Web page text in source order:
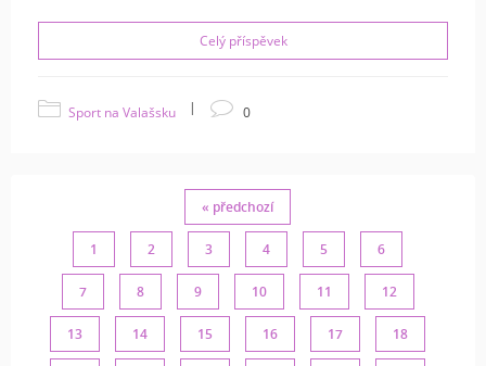
Celý příspěvek
Sport na Valašsku | 0
« předchozí
1 2 3 4 5 6
7 8 9 10 11 12
13 14 15 16 17 18